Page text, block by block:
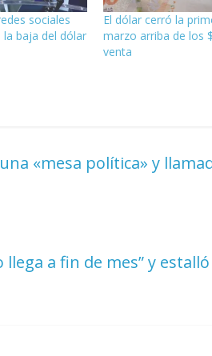
sociales
baja del dólar
El dólar cerró la
marzo arriba de los
venta
«mesa política» y
a fin de mes” y